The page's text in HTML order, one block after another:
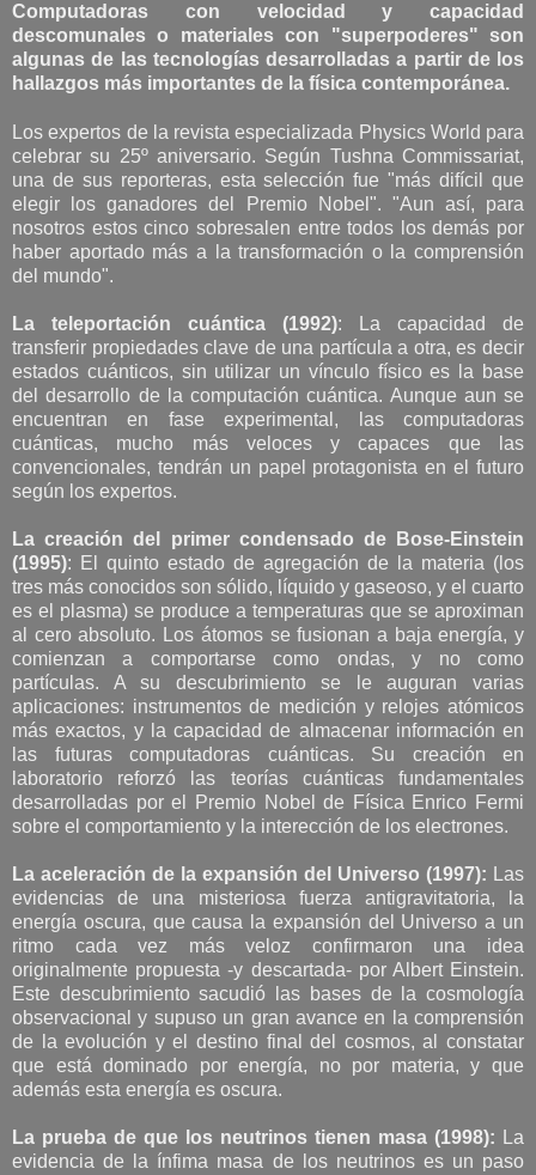
Computadoras con velocidad y capacidad
descomunales o materiales con "superpoderes" son
algunas de las tecnologías desarrolladas a partir de los
hallazgos más importantes de la física contemporánea.
Los expertos de la revista especializada Physics World para
celebrar su 25º aniversario. Según Tushna Commissariat,
una de sus reporteras, esta selección fue "más difícil que
elegir los ganadores del Premio Nobel". "Aun así, para
nosotros estos cinco sobresalen entre todos los demás por
haber aportado más a la transformación o la comprensión
del mundo".
La teleportación cuántica (1992): La capacidad de
transferir propiedades clave de una partícula a otra, es decir
estados cuánticos, sin utilizar un vínculo físico es la base
del desarrollo de la computación cuántica. Aunque aun se
encuentran en fase experimental, las computadoras
cuánticas, mucho más veloces y capaces que las
convencionales, tendrán un papel protagonista en el futuro
según los expertos.
La creación del primer condensado de Bose-Einstein
(1995): El quinto estado de agregación de la materia (los
tres más conocidos son sólido, líquido y gaseoso, y el cuarto
es el plasma) se produce a temperaturas que se aproximan
al cero absoluto. Los átomos se fusionan a baja energía, y
comienzan a comportarse como ondas, y no como
partículas. A su descubrimiento se le auguran varias
aplicaciones: instrumentos de medición y relojes atómicos
más exactos, y la capacidad de almacenar información en
las futuras computadoras cuánticas. Su creación en
laboratorio reforzó las teorías cuánticas fundamentales
desarrolladas por el Premio Nobel de Física Enrico Fermi
sobre el comportamiento y la interección de los electrones.
La aceleración de la expansión del Universo (1997): Las
evidencias de una misteriosa fuerza antigravitatoria, la
energía oscura, que causa la expansión del Universo a un
ritmo cada vez más veloz confirmaron una idea
originalmente propuesta -y descartada- por Albert Einstein.
Este descubrimiento sacudió las bases de la cosmología
observacional y supuso un gran avance en la comprensión
de la evolución y el destino final del cosmos, al constatar
que está dominado por energía, no por materia, y que
además esta energía es oscura.
La prueba de que los neutrinos tienen masa (1998): La
evidencia de la ínfima masa de los neutrinos es un paso